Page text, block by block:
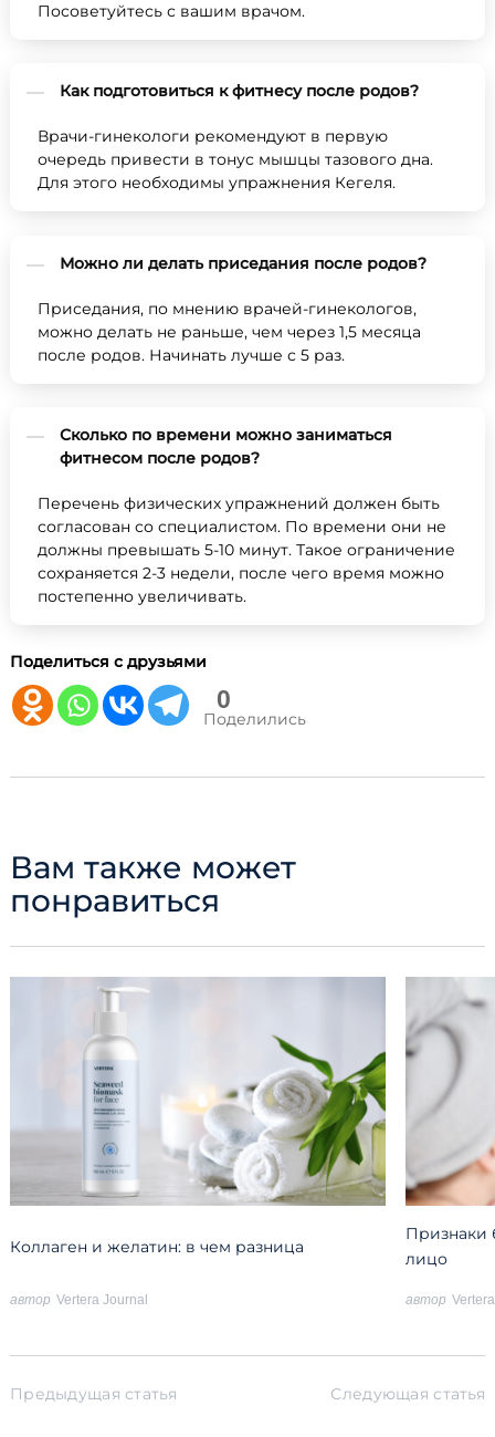
Посоветуйтесь с вашим врачом.
Как подготовиться к фитнесу после родов?
Врачи-гинекологи рекомендуют в первую
очередь привести в тонус мышцы тазового дна.
Для этого необходимы упражнения Кегеля.
Можно ли делать приседания после родов?
Приседания, по мнению врачей-гинекологов,
можно делать не раньше, чем через 1,5 месяца
после родов. Начинать лучше с 5 раз.
Сколько по времени можно заниматься
фитнесом после родов?
Перечень физических упражнений должен быть
согласован со специалистом. По времени они не
должны превышать 5-10 минут. Такое ограничение
сохраняется 2-3 недели, после чего время можно
постепенно увеличивать.
Поделиться с друзьями
0
Поделились
Вам также может
понравиться
Коллаген и желатин: в чем разница
автор Vertera Journal
Признаки
лицо
автор
Navigation
Предыдущая статья Следующая статья